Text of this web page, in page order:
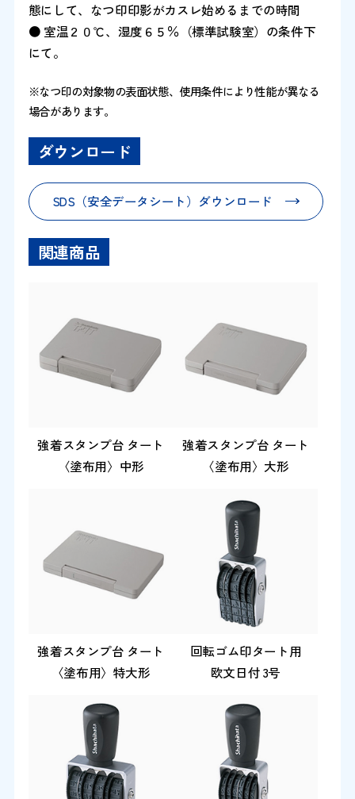
態にして、なつ印印影がカスレ始めるまでの時間
● 室温２０℃、湿度６５％（標準試験室）の条件下
にて。
※なつ印の対象物の表面状態、使用条件により性能が異なる
場合があります。
ダウンロード
SDS（安全データシート）ダウンロード
関連商品
強着スタンプ台 タート
〈塗布用〉中形
強着スタンプ台 タート
〈塗布用〉大形
強着スタンプ台 タート
〈塗布用〉特大形
回転ゴム印タート用
欧文日付 3号